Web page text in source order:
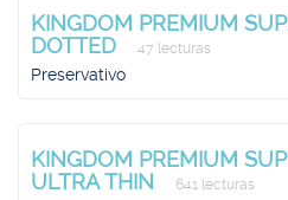
KINGDOM PREMIUM
DOTTED
47 lecturas
Preservativo
KINGDOM PREMIUM
ULTRA THIN
641 lecturas